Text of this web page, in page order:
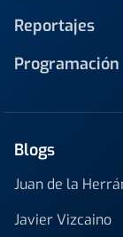
Reportajes
Programación
Blogs
Juan de la
Javier Vizcaino